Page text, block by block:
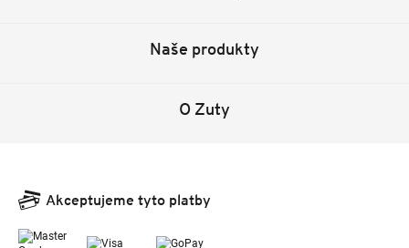
Naše produkty
O Zuty
Akceptujeme tyto platby